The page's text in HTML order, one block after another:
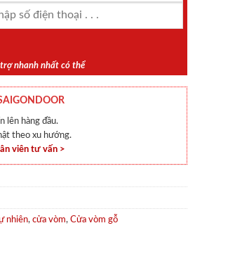
nhanh nhất có thể
lên hàng đầu.
theo xu hướng.
viên tư vấn >
nhiên, cửa vòm, Cửa vòm gỗ